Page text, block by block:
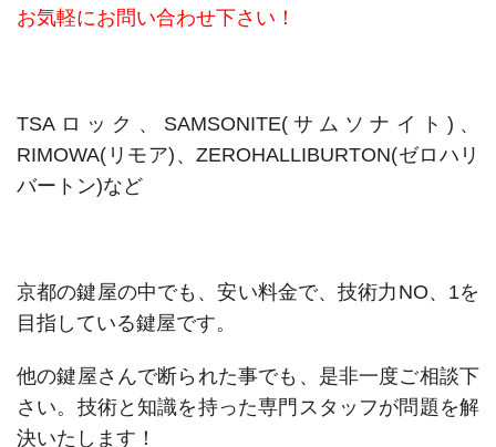
お気軽にお問い合わせ下さい！
TSAロック、SAMSONITE(サムソナイト)、
RIMOWA(リモア)、ZEROHALLIBURTON(ゼロハリ
バートン)など
京都の鍵屋の中でも、安い料金で、技術力NO、1を
目指している鍵屋です。
他の鍵屋さんで断られた事でも、是非一度ご相談下
さい。技術と知識を持った専門スタッフが問題を解
決いたします！